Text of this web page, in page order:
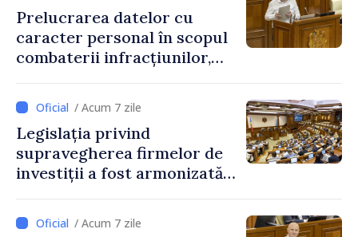
Prelucrarea datelor cu
caracter personal în scopul
combaterii infracțiunilor,
/ Acum 7 zile
Legislația privind
supravegherea firmelor de
investiții a fost armonizată
/ Acum 7 zile